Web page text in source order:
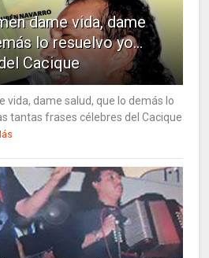
dame vida, dame
lo resuelvo yo…
Cacique
vida, dame salud, que lo demás lo
tantas frases célebres del Cacique